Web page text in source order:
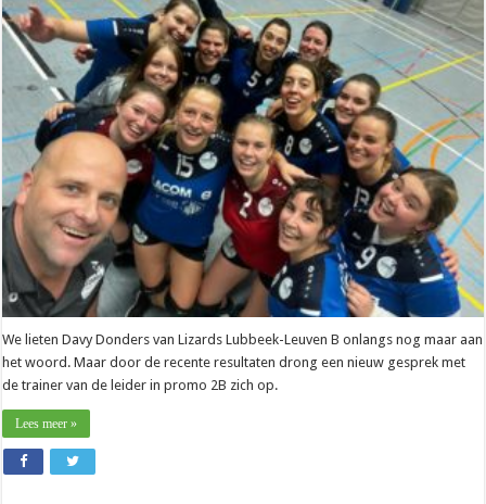
–
Davy
Donders
(Lizards
Lubbeek-
Leuven):
“Topweek
achter
de
rug”
We lieten Davy Donders van Lizards Lubbeek-Leuven B onlangs nog maar aan
het woord. Maar door de recente resultaten drong een nieuw gesprek met
de trainer van de leider in promo 2B zich op.
Lees meer »